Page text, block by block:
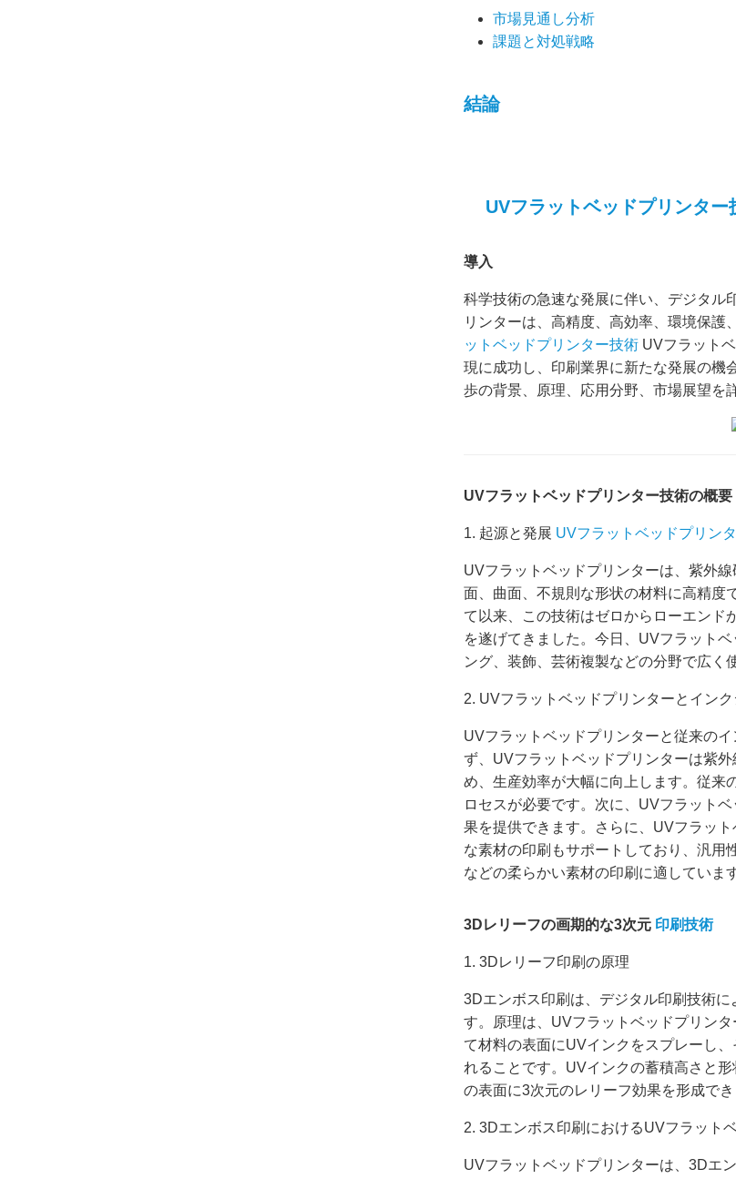
市場見通し分析
課題と対処戦略
結論
UVフラットベッドプリンタ
導入
科学技術の急速な発展に伴い、デジタル
リンターは、高精度、高効率、環境保護
ットベッドプリンター技術UVフラット
現に成功し、印刷業界に新たな発展の機
歩の背景、原理、応用分野、市場展望を
UVフラットベッドプリンター技術の概要
1. 起源と発展 UVフラットベッドプリン
UVフラットベッドプリンターは、紫外
面、曲面、不規則な形状の材料に高精度
て以来、この技術はゼロからローエンド
を遂げてきました。今日、UVフラット
ング、装飾、芸術複製などの分野で広く
2. UVフラットベッドプリンターとイン
UVフラットベッドプリンターと従来の
ず、UVフラットベッドプリンターは紫
め、生産効率が大幅に向上します。従来
ロセスが必要です。次に、UVフラット
果を提供できます。さらに、UVフラッ
な素材の印刷もサポートしており、汎用
などの柔らかい素材の印刷に適しています
3Dレリーフの画期的な3次元 印刷技術
1. 3Dレリーフ印刷の原理
3Dエンボス印刷は、デジタル印刷技術
す。原理は、UVフラットベッドプリン
て材料の表面にUVインクをスプレーし
れることです。UVインクの蓄積高さと
の表面に3次元のレリーフ効果を形成でき
2. 3Dエンボス印刷におけるUVフラット
UVフラットベッドプリンターは、3Dエ